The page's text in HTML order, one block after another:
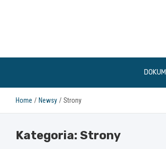
Home Newsy Strony
Kategoria: Strony